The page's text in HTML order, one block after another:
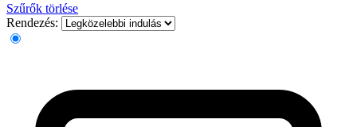
Szűrők törlése
Rendezés: